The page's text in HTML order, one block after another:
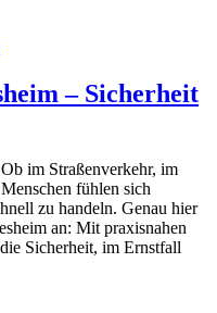
– Sicherheit
im Straßenverkehr, im
fühlen sich
zu handeln. Genau hier
an: Mit praxisnahen
Sicherheit, im Ernstfall